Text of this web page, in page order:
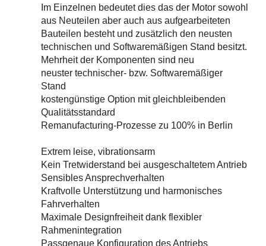
Im Einzelnen bedeutet dies das der Motor sowohl
aus Neuteilen aber auch aus aufgearbeiteten
Bauteilen besteht und zusätzlich den neusten
technischen und Softwaremäßigen Stand besitzt.
Mehrheit der Komponenten sind neu
neuster technischer- bzw. Softwaremäßiger
Stand
kostengünstige Option mit gleichbleibenden
Qualitätsstandard
Remanufacturing-Prozesse zu 100% in Berlin
Extrem leise, vibrationsarm
Kein Tretwiderstand bei ausgeschaltetem Antrieb
Sensibles Ansprechverhalten
Kraftvolle Unterstützung und harmonisches
Fahrverhalten
Maximale Designfreiheit dank flexibler
Rahmenintegration
Passgenaue Konfiguration des Antriebs